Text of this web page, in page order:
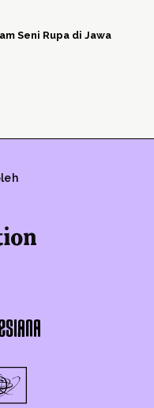
Seni Rupa di Jawa